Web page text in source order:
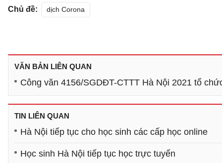
Chủ đề: dịch Corona
VĂN BẢN LIÊN QUAN
Công văn 4156/SGDĐT-CTTT Hà Nội 2021 tổ
TIN LIÊN QUAN
Hà Nội tiếp tục cho học sinh các cấp học online
Học sinh Hà Nội tiếp tục học trực tuyến